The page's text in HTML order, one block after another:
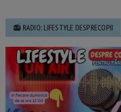
📻 RADIO: LIFESTYLE DESPRECOPII